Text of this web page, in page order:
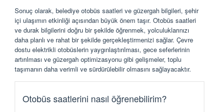
Sonuç olarak, belediye otobüs saatleri ve güzergah bilgileri, şehir
içi ulaşımın etkinliği açısından büyük önem taşır. Otobüs saatleri
ve durak bilgilerini doğru bir şekilde öğrenmek, yolculuklarınızı
daha planlı ve rahat bir şekilde gerçekleştirmenizi sağlar. Çevre
dostu elektrikli otobüslerin yaygınlaştırılması, gece seferlerinin
artırılması ve güzergah optimizasyonu gibi gelişmeler, toplu
taşımanın daha verimli ve sürdürülebilir olmasını sağlayacaktır.
Otobüs saatlerini nasıl öğrenebilirim?